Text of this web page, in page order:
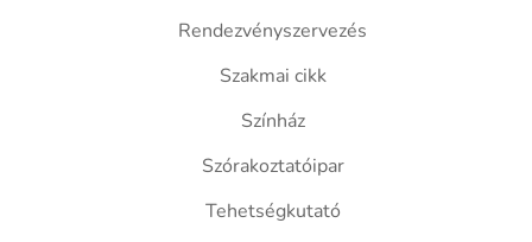
Rendezvényszervezés
Szakmai cikk
Színház
Szórakoztatóipar
Tehetségkutató